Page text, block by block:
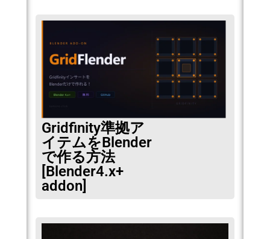
Gridfinity準拠ア
イテムをBlender
で作る方法
[Blender4.x+
addon]